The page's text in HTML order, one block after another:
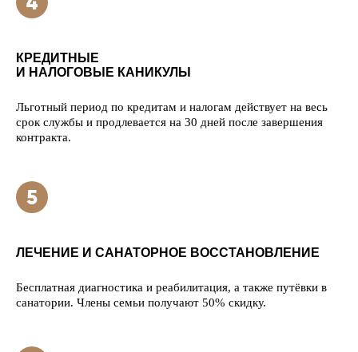
КРЕДИТНЫЕ
И НАЛОГОВЫЕ КАНИКУЛЫ
Льготный период по кредитам и налогам действует на весь
срок службы и продлевается на 30 дней после завершения
контракта.
ЛЕЧЕНИЕ И САНАТОРНОЕ ВОССТАНОВЛЕНИЕ
Бесплатная диагностика и реабилитация, а также путёвки в
санатории. Члены семьи получают 50% скидку.